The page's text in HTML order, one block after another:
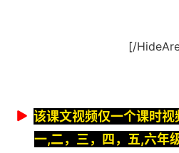
[/
该课文视频仅一个课时
一,二，三，四，五,六年